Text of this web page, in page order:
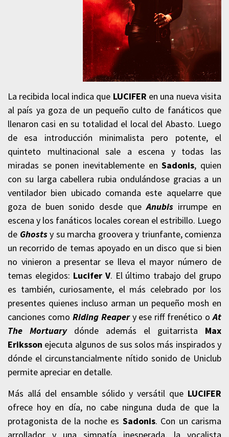
La recibida local indica que LUCIFER en una nueva visita
al país ya goza de un pequeño culto de fanáticos que
llenaron casi en su totalidad el local del Abasto. Luego
de esa introducción minimalista pero potente, el
quinteto multinacional sale a escena y todas las
miradas se ponen inevitablemente enSadonis, quien
con su larga cabellera rubia ondulándose gracias a un
ventilador bien ubicado comanda este aquelarre que
goza de buen sonido desde queAnubis irrumpe en
escena y los fanáticos locales corean el estribillo. Luego
de Ghostsy su marcha groovera y triunfante, comienza
un recorrido de temas apoyado en un disco que si bien
no vinieron a presentar se lleva el mayor número de
temas elegidos: Lucifer V. El último trabajo del grupo
es también, curiosamente, el más celebrado por los
presentes quienes incluso arman un pequeño mosh en
canciones como Riding Reapery ese riff frenético oAt
The Mortuarydónde además el guitarrista Max
Eriksson ejecuta algunos de sus solos más inspirados y
dónde el circunstancialmente nítido sonido de Uniclub
permite apreciar en detalle.
Más allá del ensamble sólido y versátil que LUCIFER
ofrece hoy en día, no cabe ninguna duda de que la
protagonista de la noche es Sadonis. Con un carisma